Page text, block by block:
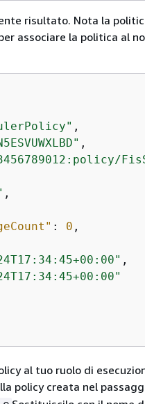
risultato. Nota la
associare la politica al
,
,
,
: 0 ,
,
al tuo ruolo di
policy creata nel